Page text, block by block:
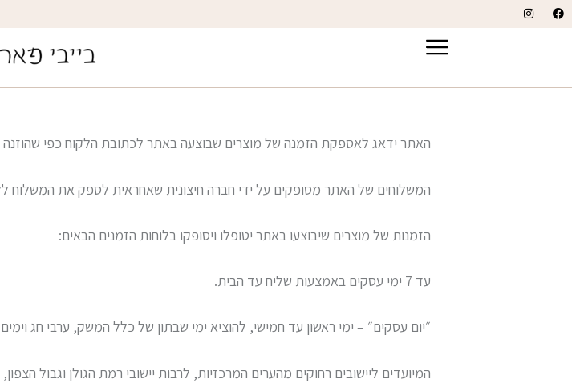
האתר ידאג לאספקת הזמנה של מוצרים שבוצעה באתר לכתובת הלקוח כפי שהוזנה
המשלוחים של האתר מסופקים על ידי חברה חיצונית שאחראית לספק את המשלוח
הזמנות של מוצרים שיבוצעו באתר יטופלו ויסופקו בלוחות הזמנים הבאים:
עד 7 ימי עסקים באמצעות שליח עד הבית.
״יום עסקים״ – ימי ראשון עד חמישי, להוציא ימי שבתון של כלל המשק, ערבי חג
המיועדים ליישובים רחוקים מהערים המרכזיות, לרבות יישובי רמת הגולן וגבול